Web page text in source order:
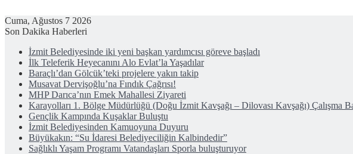
Cuma, Ağustos 7 2026
Son Dakika Haberleri
İzmit Belediyesinde iki yeni başkan yardımcısı göreve başladı
İlk Teleferik Heyecanını Alo Evlat’la Yaşadılar
Baraçlı’dan Gölcük’teki projelere yakın takip
Musavat Dervişoğlu’na Fındık Çağrısı!
MHP Darıca’nın Emek Mahallesi Ziyareti
Karayolları 1. Bölge Müdürlüğü (Doğu İzmit Kavşağı – Dilovası Kavşağı) Çalışma
Gençlik Kampında Kuşaklar Buluştu
İzmit Belediyesinden Kamuoyuna Duyuru
Büyükakın: “Su İdaresi Belediyeciliğin Kalbindedir”
Sağlıklı Yaşam Programı Vatandaşları Sporla buluşturuyor